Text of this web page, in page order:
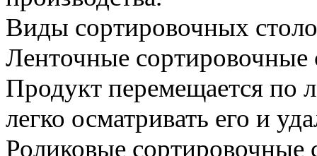
Виды сортировочных
Ленточные сортировочные
Продукт перемещается по
легко осматривать его и
Роликовые сортировочные